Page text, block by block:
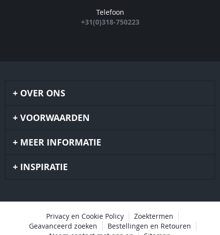
Telefoon
+31(0)318-750223
OVER ONS
VOORWAARDEN
MEER INFORMATIE
INSPIRATIE
Privacy en Cookie Policy
Zoektermen
Geavanceerd zoeken
Bestellingen en Retouren